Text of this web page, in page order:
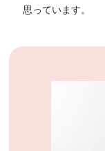
思っています。